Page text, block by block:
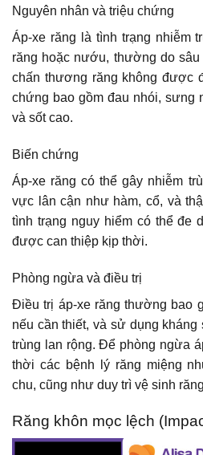
Nguyên nhân và triệu chứng
Áp-xe răng là tình trạng nhiễm
răng hoặc nướu, thường do
chấn thương răng không được
chứng bao gồm đau nhói, sưng
và sốt cao.
Biến chứng
Áp-xe răng có thể gây nhiễm
vực lân cận như hàm, cổ, và
tình trạng nguy hiểm có thể đe
được can thiệp kịp thời.
Phòng ngừa và điều trị
Điều trị áp-xe răng thường bao
nếu cần thiết, và sử dụng
trùng lan rộng. Để phòng ngừa
thời các bệnh lý răng miệng
chu, cũng như duy trì vệ sinh
Răng khôn mọc lệch